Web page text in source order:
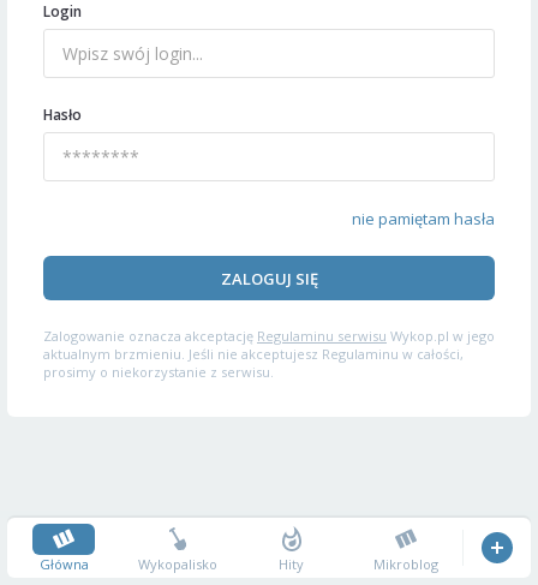
Login
Hasło
nie pamiętam hasła
ZALOGUJ SIĘ
Zalogowanie oznacza akceptację Regulaminu serwisu Wykop.pl w jego
aktualnym brzmieniu. Jeśli nie akceptujesz Regulaminu w całości,
prosimy o niekorzystanie z serwisu.
Główna Wykopalisko Hity Mikroblog